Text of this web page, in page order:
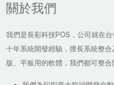
關於我們
我們是長彩科技POS，公司就在
十年系統開發經驗，擅長系統整
版、平板用的軟體，我們都可整合